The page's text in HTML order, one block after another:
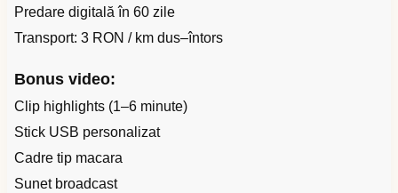
Predare digitală în 60 zile
Transport: 3 RON / km dus–întors
Bonus video:
Clip highlights (1–6 minute)
Stick USB personalizat
Cadre tip macara
Sunet broadcast